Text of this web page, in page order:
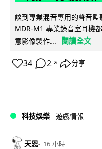
談到專業混音專用的聲音
MDR-M1 專業錄音室耳機
意影像製作...
閱讀全文
34 2 ↗ 分享
科技娛樂 遊戲情報
天恩 16 小時